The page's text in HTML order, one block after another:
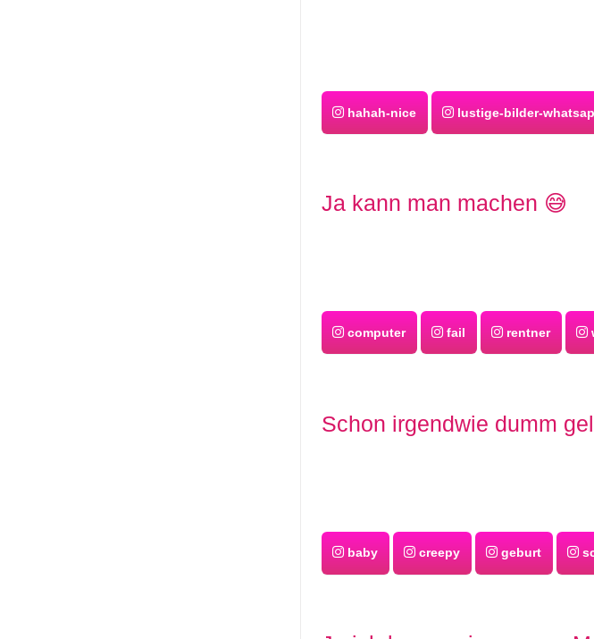
hahah-nice lustige-bilder-
Ja kann man machen 😅
computer fail rentner
Schon irgendwie dumm
baby creepy geburt